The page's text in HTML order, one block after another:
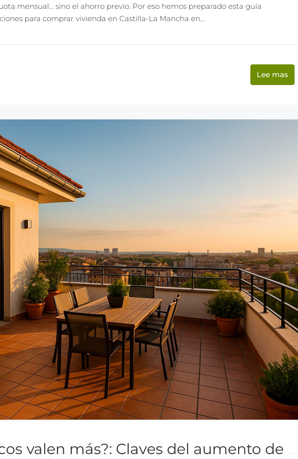
mensual… sino el ahorro previo. Por eso hemos preparado esta guía
para comprar vivienda en Castilla-La Mancha en...
Lee mas
valen más?: Claves del aumento de